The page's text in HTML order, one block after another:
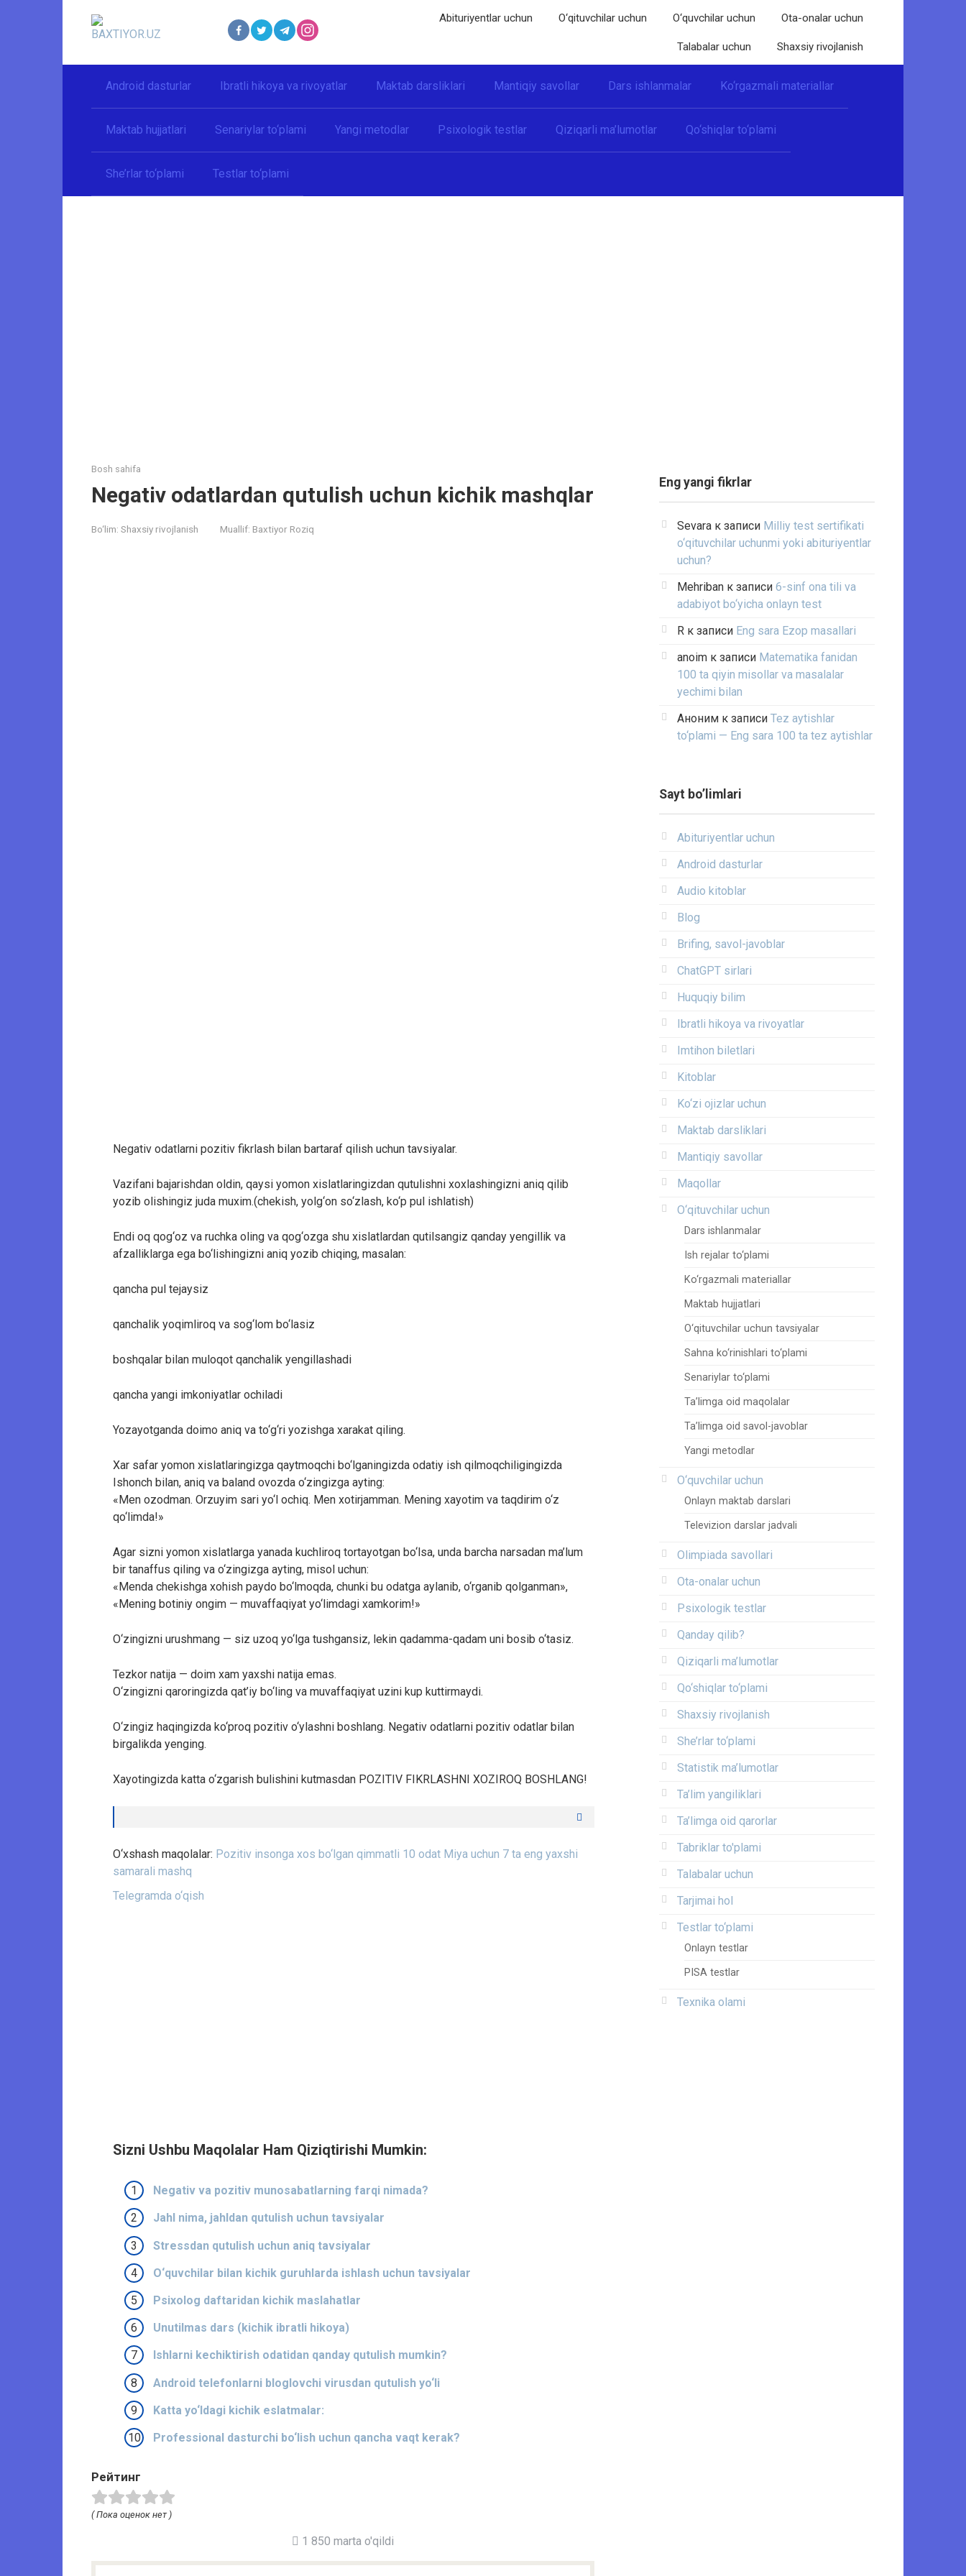
Abituriyentlar uchun O‘qituvchilar uchun O‘quvchilar uchun Ota-onalar uchun
Talabalar uchun Shaxsiy rivojlanish
Android dasturlar Ibratli hikoya va rivoyatlar Maktab darsliklari Mantiqiy savollar Dars ishlanmalar Ko‘rgazmali materiallar
Maktab hujjatlari Senariylar to‘plami Yangi metodlar Psixologik testlar Qiziqarli ma’lumotlar Qo‘shiqlar to‘plami
She’rlar to‘plami Testlar to‘plami
Bosh sahifa
Negativ odatlardan qutulish uchun kichik mashqlar
Bo‘lim: Shaxsiy rivojlanish Muallif: Baxtiyor Roziq
Negativ odatlarni pozitiv fikrlash bilan bartaraf qilish uchun tavsiyalar.
Vazifani bajarishdan oldin, qaysi yomon xislatlaringizdan qutulishni xoxlashingizni aniq qilib
yozib olishingiz juda muxim.(chekish, yolg‘on so‘zlash, ko‘p pul ishlatish)
Endi oq qog‘oz va ruchka oling va qog‘ozga shu xislatlardan qutilsangiz qanday yengillik va
afzalliklarga ega bo‘lishingizni aniq yozib chiqing, masalan:
qancha pul tejaysiz
qanchalik yoqimliroq va sog‘lom bo‘lasiz
boshqalar bilan muloqot qanchalik yengillashadi
qancha yangi imkoniyatlar ochiladi
Yozayotganda doimo aniq va to‘g‘ri yozishga xarakat qiling.
Xar safar yomon xislatlaringizga qaytmoqchi bo‘lganingizda odatiy ish qilmoqchiligingizda
Ishonch bilan, aniq va baland ovozda o‘zingizga ayting:
«Men ozodman. Orzuyim sari yo‘l ochiq. Men xotirjamman. Mening xayotim va taqdirim o‘z
qo‘limda!»
Agar sizni yomon xislatlarga yanada kuchliroq tortayotgan bo‘lsa, unda barcha narsadan ma’lum
bir tanaffus qiling va o‘zingizga ayting, misol uchun:
«Menda chekishga xohish paydo bo‘lmoqda, chunki bu odatga aylanib, o‘rganib qolganman»,
«Mening botiniy ongim — muvaffaqiyat yo‘limdagi xamkorim!»
O‘zingizni urushmang — siz uzoq yo‘lga tushgansiz, lekin qadamma-qadam uni bosib o‘tasiz.
Tezkor natija — doim xam yaxshi natija emas.
O‘zingizni qaroringizda qat’iy bo‘ling va muvaffaqiyat uzini kup kuttirmaydi.
O‘zingiz haqingizda ko‘proq pozitiv o‘ylashni boshlang. Negativ odatlarni pozitiv odatlar bilan
birgalikda yenging.
Xayotingizda katta o‘zgarish bulishini kutmasdan POZITIV FIKRLASHNI XOZIROQ BOSHLANG!
O‘xshash maqolalar: Pozitiv insonga xos bo‘lgan qimmatli 10 odat Miya uchun 7 ta eng yaxshi
samarali mashq
Telegramda o‘qish
Sizni Ushbu Maqolalar Ham Qiziqtirishi Mumkin:
Negativ va pozitiv munosabatlarning farqi nimada?
Jahl nima, jahldan qutulish uchun tavsiyalar
Stressdan qutulish uchun aniq tavsiyalar
O‘quvchilar bilan kichik guruhlarda ishlash uchun tavsiyalar
Psixolog daftaridan kichik maslahatlar
Unutilmas dars (kichik ibratli hikoya)
Ishlarni kechiktirish odatidan qanday qutulish mumkin?
Android telefonlarni bloglovchi virusdan qutulish yo‘li
Katta yo‘ldagi kichik eslatmalar:
Professional dasturchi bo‘lish uchun qancha vaqt kerak?
Рейтинг
( Пока оценок нет )
1 850 marta o'qildi
Eng yangi fikrlar
Sevara к записи Milliy test sertifikati
o‘qituvchilar uchunmi yoki abituriyentlar
uchun?
Mehriban к записи 6-sinf ona tili va
adabiyot bo‘yicha onlayn test
R к записи Eng sara Ezop masallari
anoim к записи Matematika fanidan
100 ta qiyin misollar va masalalar
yechimi bilan
Аноним к записи Tez aytishlar
to‘plami — Eng sara 100 ta tez aytishlar
Sayt bo’limlari
Abituriyentlar uchun
Android dasturlar
Audio kitoblar
Blog
Brifing, savol-javoblar
ChatGPT sirlari
Huquqiy bilim
Ibratli hikoya va rivoyatlar
Imtihon biletlari
Kitoblar
Ko‘zi ojizlar uchun
Maktab darsliklari
Mantiqiy savollar
Maqollar
O‘qituvchilar uchun
Dars ishlanmalar
Ish rejalar to‘plami
Ko‘rgazmali materiallar
Maktab hujjatlari
O‘qituvchilar uchun tavsiyalar
Sahna ko‘rinishlari to‘plami
Senariylar to‘plami
Ta’limga oid maqolalar
Ta’limga oid savol-javoblar
Yangi metodlar
O‘quvchilar uchun
Onlayn maktab darslari
Televizion darslar jadvali
Olimpiada savollari
Ota-onalar uchun
Psixologik testlar
Qanday qilib?
Qiziqarli ma’lumotlar
Qo‘shiqlar to‘plami
Shaxsiy rivojlanish
She’rlar to‘plami
Statistik ma’lumotlar
Ta’lim yangiliklari
Ta’limga oid qarorlar
Tabriklar to'plami
Talabalar uchun
Tarjimai hol
Testlar to‘plami
Onlayn testlar
PISA testlar
Texnika olami